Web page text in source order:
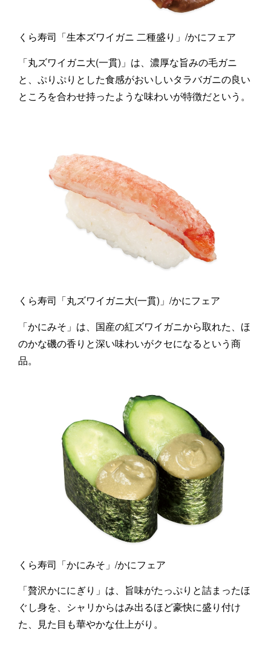
くら寿司「生本ズワイガニ 二種盛り」/かにフェア
「丸ズワイガニ大(一貫)」は、濃厚な旨みの毛ガニ
と、ぷりぷりとした食感がおいしいタラバガニの良い
ところを合わせ持ったような味わいが特徴だという。
くら寿司「丸ズワイガニ大(一貫)」/かにフェア
「かにみそ」は、国産の紅ズワイガニから取れた、ほ
のかな磯の香りと深い味わいがクセになるという商
品。
くら寿司「かにみそ」/かにフェア
「贅沢かににぎり」は、旨味がたっぷりと詰まったほ
ぐし身を、シャリからはみ出るほど豪快に盛り付け
た、見た目も華やかな仕上がり。